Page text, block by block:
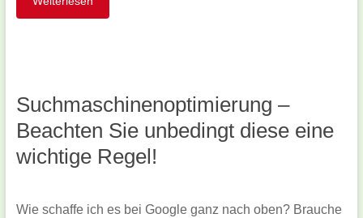
Suchmaschinenoptimierung –
Beachten Sie unbedingt diese eine
wichtige Regel!
Wie schaffe ich es bei Google ganz nach oben? Brauche